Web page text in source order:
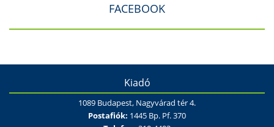
FACEBOOK
Kiadó
1089 Budapest, Nagyvárad tér 4.
Postafiók: 1445 Bp. Pf. 370